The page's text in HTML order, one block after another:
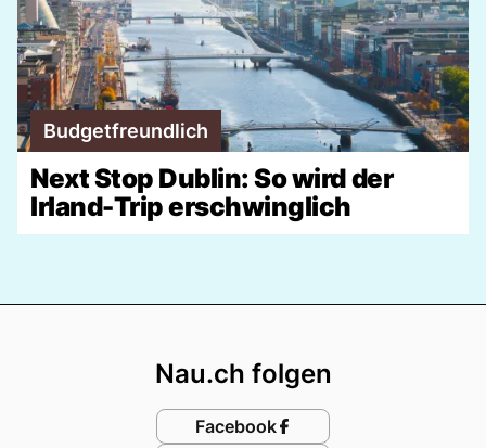
Budgetfreundlich
Next Stop Dublin: So wird der
Irland-Trip erschwinglich
Nau.ch folgen
Facebook